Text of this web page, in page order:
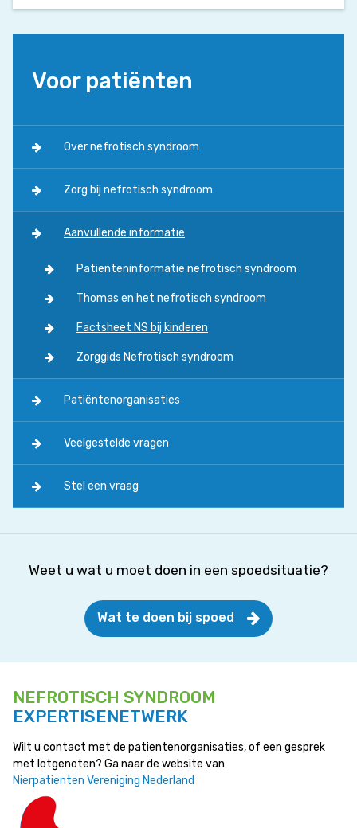
Voor patiënten
Over nefrotisch syndroom
Zorg bij nefrotisch syndroom
Aanvullende informatie
Patienteninformatie nefrotisch syndroom
Thomas en het nefrotisch syndroom
Factsheet NS bij kinderen
Zorggids Nefrotisch syndroom
Patiëntenorganisaties
Veelgestelde vragen
Stel een vraag
Weet u wat u moet doen in een spoedsituatie?
Wat te doen bij spoed
NEFROTISCH SYNDROOM
EXPERTISENETWERK
Wilt u contact met de patientenorganisaties, of een gesprek
met lotgenoten? Ga naar de website van
Nierpatienten Vereniging Nederland